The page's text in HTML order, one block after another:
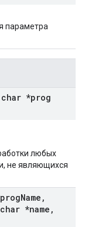
параметра
*prog
любых
не являющихся
Name ,
*name ,